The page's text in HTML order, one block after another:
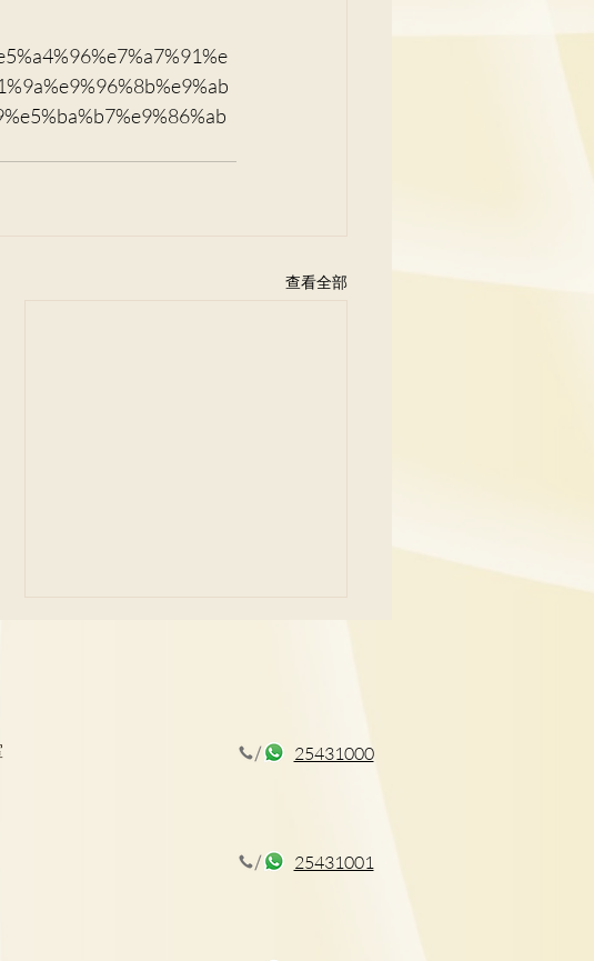
查看全部
悔！肩頸痛、背痛勿忽視
25431000
25431001